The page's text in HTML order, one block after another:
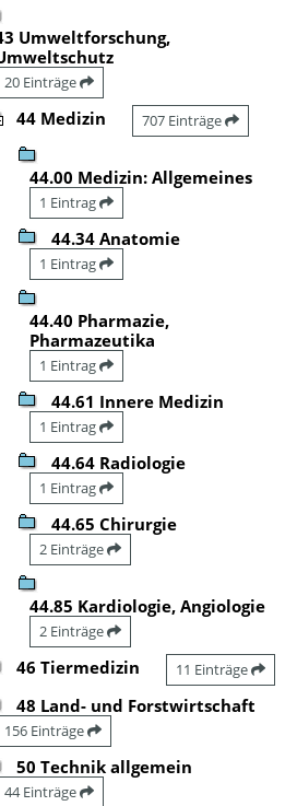
Umweltforschung,
20 Einträge
44 Medizin 707 Einträge
44.00 Medizin: Allgemeines
1 Eintrag
44.34 Anatomie
1 Eintrag
44.40 Pharmazie,
Pharmazeutika
1 Eintrag
44.61 Innere Medizin
1 Eintrag
44.64 Radiologie
1 Eintrag
44.65 Chirurgie
2 Einträge
44.85 Kardiologie, Angiologie
2 Einträge
46 Tiermedizin 11 Einträge
48 Land- und Forstwirtschaft
156 Einträge
50 Technik allgemein
44 Einträge